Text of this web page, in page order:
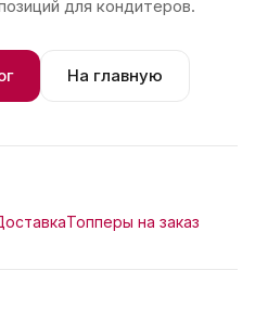
для кондитеров.
На главную
Топперы на заказ